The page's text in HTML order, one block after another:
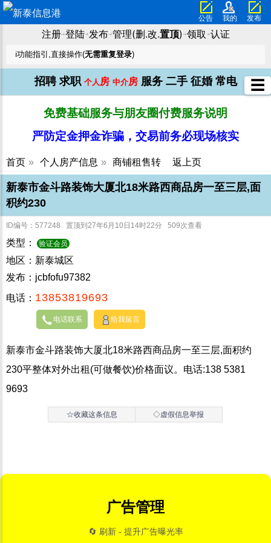
公告 我的 发布
注册➜登陆➜发布➜管理(删.改.置顶) ➜领取 ➜认证
ℹ️功能指引,直接操作(无需重复登录)
招聘 求职 个人 房 中介房 服务 二手 征婚 常电
免费基础服务与朋友圈付费服务说明
严防定金押金诈骗，交易前务必现场核实
首页 » 个人房产信息 » 商铺租售转 返上页
新泰市金斗路装饰大厦北18米路西商品房一至三层,面
积约230
ID编号：577248 置顶到27年6月10日14时22分 509次查看
类型： 验证会员
地区：新泰城区
发布：jcbfofu97382
电话： 13853819693
电话联系 给我留言
新泰市金斗路装饰大厦北18米路西商品房一至三层,面积约
230平整体对外出租(可做餐饮)价格面议。电话:138 5381
9693
☆收藏这条信息 ◇虚假信息举报
广告管理
🔄 刷新 - 提升广告曝光率
☰